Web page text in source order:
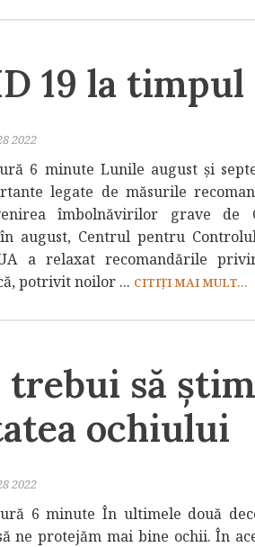
19 la
2022
6 minute Lunile august și
legate de măsurile
îmbolnăvirilor grave de
august, Centrul pentru
a relaxat recomandările
potrivit noilor ... CITIȚI MAI MULT...
trebui să
ochiului
2022
6 minute În ultimele două
ne protejăm mai bine ochii. În